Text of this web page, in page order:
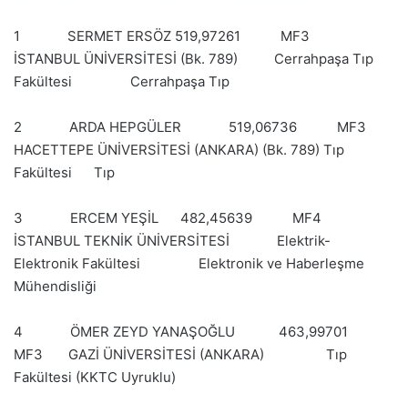
1 SERMET ERSÖZ 519,97261 MF3
İSTANBUL ÜNİVERSİTESİ (Bk. 789) Cerrahpaşa Tıp
Fakültesi Cerrahpaşa Tıp
2 ARDA HEPGÜLER 519,06736 MF3
HACETTEPE ÜNİVERSİTESİ (ANKARA) (Bk. 789) Tıp
Fakültesi Tıp
3 ERCEM YEŞİL 482,45639 MF4
İSTANBUL TEKNİK ÜNİVERSİTESİ Elektrik-
Elektronik Fakültesi Elektronik ve Haberleşme
Mühendisliği
4 ÖMER ZEYD YANAŞOĞLU 463,99701
MF3 GAZİ ÜNİVERSİTESİ (ANKARA) Tıp
Fakültesi (KKTC Uyruklu)